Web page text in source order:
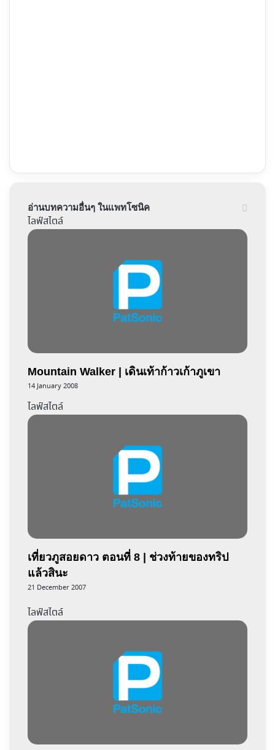
อ่านบทความอื่นๆ ในแพทโซนิค
ไลฟ์สไตล์
Mountain Walker | เดินเท้าก้าวเก้าภูเขา
14 January 2008
ไลฟ์สไตล์
เที่ยวภูสอยดาว ตอนที่ 8 | ช่วงท้ายของทริป
แล้วสินะ
21 December 2007
ไลฟ์สไตล์